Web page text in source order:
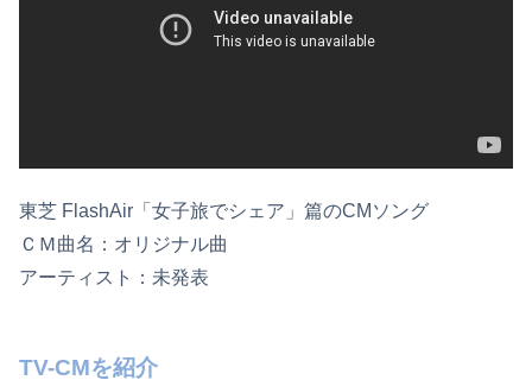
東芝 FlashAir「女子旅でシェア」篇のCMソング
ＣＭ曲名：オリジナル曲
アーティスト：未発表
TV-CMを紹介